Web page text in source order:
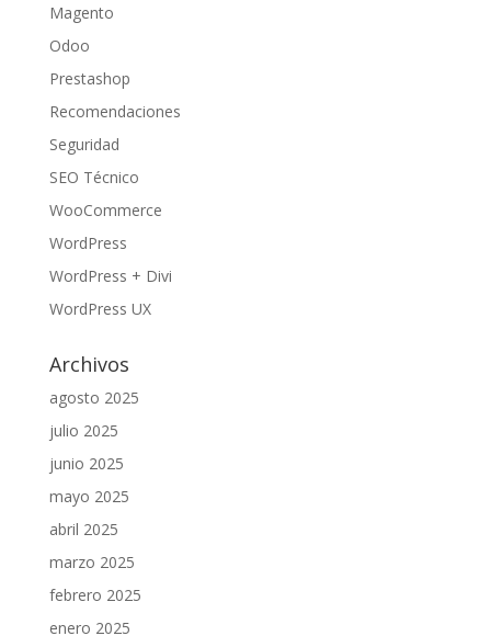
Magento
Odoo
Prestashop
Recomendaciones
Seguridad
SEO Técnico
WooCommerce
WordPress
WordPress + Divi
WordPress UX
Archivos
agosto 2025
julio 2025
junio 2025
mayo 2025
abril 2025
marzo 2025
febrero 2025
enero 2025